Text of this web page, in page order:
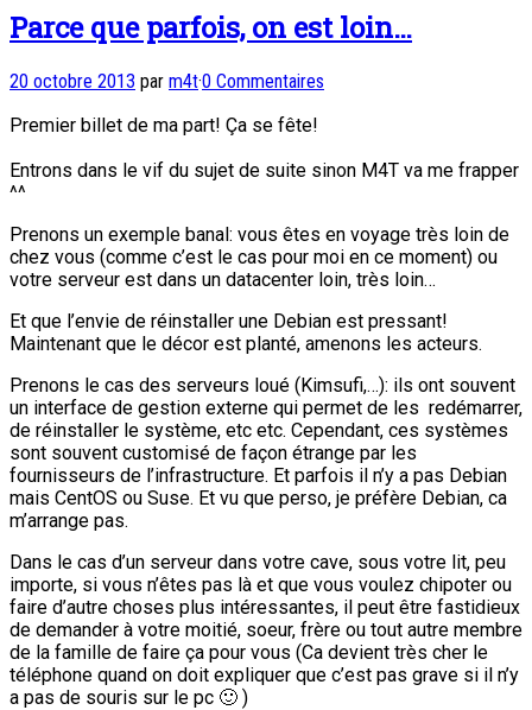
Parce que parfois, on est loin…
20 octobre 2013 par m4t·0 Commentaires
Premier billet de ma part! Ça se fête!
Entrons dans le vif du sujet de suite sinon M4T va me frapper
^^
Prenons un exemple banal: vous êtes en voyage très loin de
chez vous (comme c’est le cas pour moi en ce moment) ou
votre serveur est dans un datacenter loin, très loin…
Et que l’envie de réinstaller une Debian est pressant!
Maintenant que le décor est planté, amenons les acteurs.
Prenons le cas des serveurs loué (Kimsufi,…): ils ont souvent
un interface de gestion externe qui permet de les redémarrer,
de réinstaller le système, etc etc. Cependant, ces systèmes
sont souvent customisé de façon étrange par les
fournisseurs de l’infrastructure. Et parfois il n’y a pas Debian
mais CentOS ou Suse. Et vu que perso, je préfère Debian, ca
m’arrange pas.
Dans le cas d’un serveur dans votre cave, sous votre lit, peu
importe, si vous n’êtes pas là et que vous voulez chipoter ou
faire d’autre choses plus intéressantes, il peut être fastidieux
de demander à votre moitié, soeur, frère ou tout autre membre
de la famille de faire ça pour vous (Ca devient très cher le
téléphone quand on doit expliquer que c’est pas grave si il n’y
a pas de souris sur le pc 🙂 )